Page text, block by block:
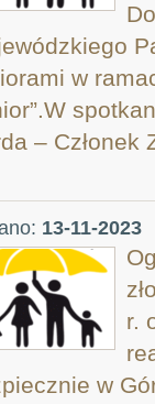
w
– Członek
13-11-2023
r.
w